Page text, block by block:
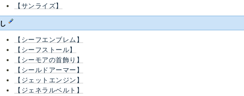
【サンライズ】
し
【シーフエンブレム】
【シーフストール】
【シーモアの首飾り】
【シールドアーマー】
【ジェットエンジン】
【ジェネラルベルト】